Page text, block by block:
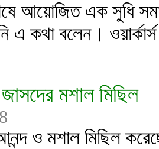
আয়োজিত এক সুধি
এ কথা বলেন। ওয়ার্কার্স
মশাল মিছিল
ও মশাল মিছিল